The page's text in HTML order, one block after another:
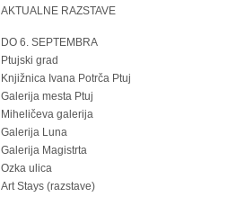
AKTUALNE RAZSTAVE
DO 6. SEPTEMBRA
Ptujski grad
Knjižnica Ivana Potrča Ptuj
Galerija mesta Ptuj
Miheličeva galerija
Galerija Luna
Galerija Magistrta
Ozka ulica
Art Stays (razstave)